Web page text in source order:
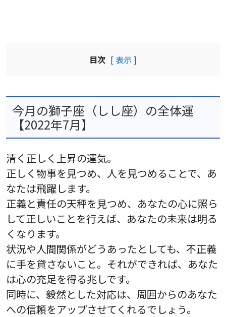
目次 [ 表示 ]
今月の獅子座（しし座）の全体運
【2022年7月】
清く正しく上昇の運気。
正しく物事を見つめ、人を見つめることで、あ
なたは飛躍します。
正義と責任の天秤を見つめ、あなたの心に照ら
して正しいことを行えば、あなたの未来は明る
くなります。
状況や人間関係がどうあったとしても、不正義
に手を貸さないこと。それができれば、あなた
は心の充足を得る兆しです。
同時に、毅然とした対応は、周囲からのあなた
への信頼をアップさせてくれるでしょう。